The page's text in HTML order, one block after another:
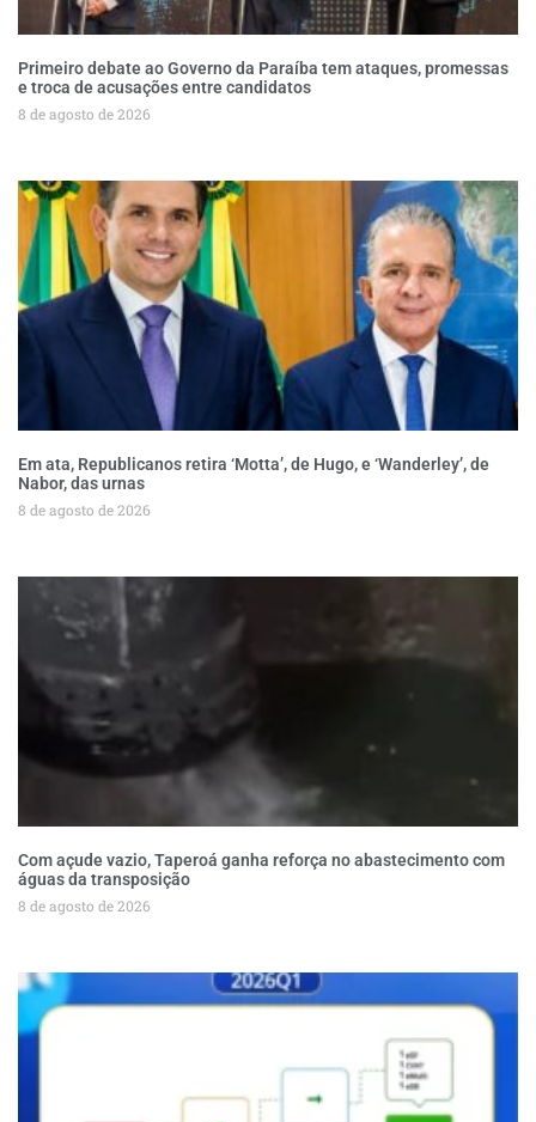
Primeiro debate ao Governo da Paraíba tem ataques, promessas
e troca de acusações entre candidatos
8 de agosto de 2026
Em ata, Republicanos retira ‘Motta’, de Hugo, e ‘Wanderley’, de
Nabor, das urnas
8 de agosto de 2026
Com açude vazio, Taperoá ganha reforça no abastecimento com
águas da transposição
8 de agosto de 2026